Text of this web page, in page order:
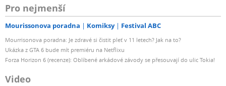
Pro nejmenší
Mourissonova poradna Komiksy Festival ABC
Mourrisonova poradna: Je zdravé si čistit pleť v 11 letech? Jak na to?
Ukázka z GTA 6 bude mít premiéru na Netflixu
Forza Horizon 6 (recenze): Oblíbené arkádové závody se přesouvají do ulic Tokia!
Video